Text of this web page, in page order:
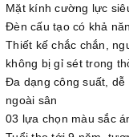
Mặt kính cường lực
Đèn cấu tạo có khả
Thiết kế chắc chắn,
không bị gỉ sét trong
Đa dạng công suất,
ngoài sân
03 lựa chọn màu sắc